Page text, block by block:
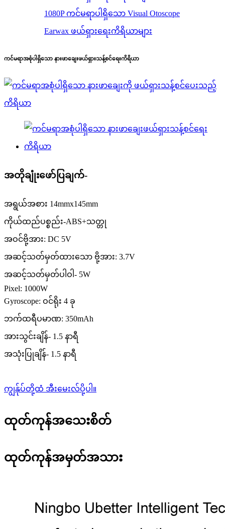
1080P ကင်မရာပါရှိသော Visual Otoscope
Earwax ဖယ်ရှားရေးကိရိယာများ
ကင်မရာအစုံပါရှိသော နားဖာချေးဖယ်ရှားသန့်စင်ရေးကိရိယာ
အတိုချုံးဖော်ပြချက်-
အရွယ်အစား 14mmx145mm
ကိုယ်ထည်ပစ္စည်း-ABS+သတ္တု
အဝင်ဗို့အား: DC 5V
အဆင့်သတ်မှတ်ထားသော ဗို့အား: 3.7V
အဆင့်သတ်မှတ်ပါဝါ- 5W
Pixel: 1000W
Gyroscope: ဝင်ရိုး 4 ခု
ဘက်ထရီပမာဏ: 350mAh
အားသွင်းချိန်- 1.5 နာရီ
အသုံးပြုချိန်- 1.5 နာရီ
ကျွန်ုပ်တို့ထံ အီးမေးလ်ပို့ပါ။
ထုတ်ကုန်အသေးစိတ်
ထုတ်ကုန်အမှတ်အသား